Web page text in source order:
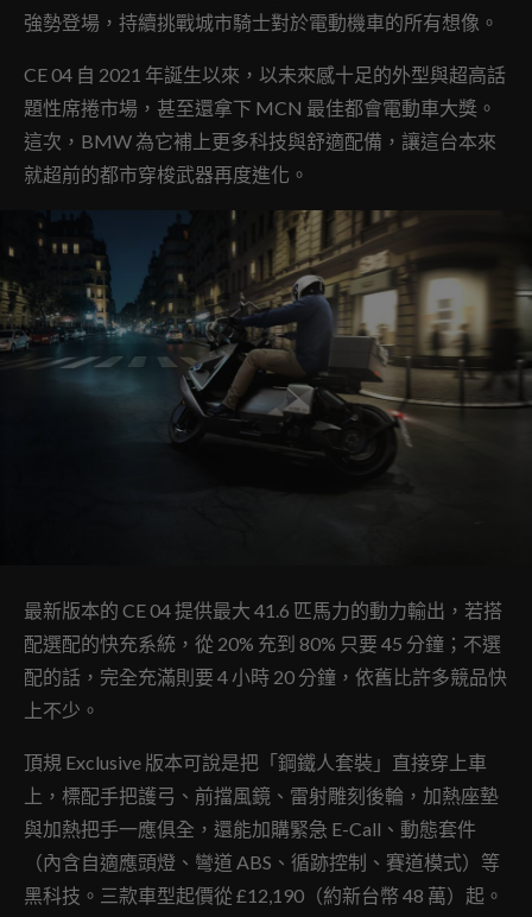
強勢登場，持續挑戰城市騎士對於電動機車的所有想像。
CE 04 自 2021 年誕生以來，以未來感十足的外型與超高話
題性席捲市場，甚至還拿下 MCN 最佳都會電動車大獎。
這次，BMW 為它補上更多科技與舒適配備，讓這台本來
就超前的都市穿梭武器再度進化。
最新版本的 CE 04 提供最大 41.6 匹馬力的動力輸出，若搭
配選配的快充系統，從 20% 充到 80% 只要 45 分鐘；不選
配的話，完全充滿則要 4 小時 20 分鐘，依舊比許多競品快
上不少。
頂規 Exclusive 版本可說是把「鋼鐵人套裝」直接穿上車
上，標配手把護弓、前擋風鏡、雷射雕刻後輪，加熱座墊
與加熱把手一應俱全，還能加購緊急 E-Call、動態套件
（內含自適應頭燈、彎道 ABS、循跡控制、賽道模式）等
黑科技。三款車型起價從 £12,190（約新台幣 48 萬）起。